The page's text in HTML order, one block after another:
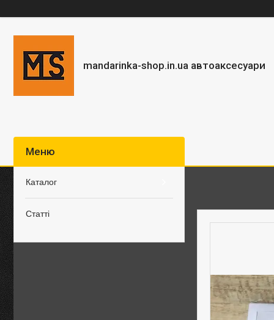
mandarinka-shop.in.ua автоаксесуари
Каталог
Статті